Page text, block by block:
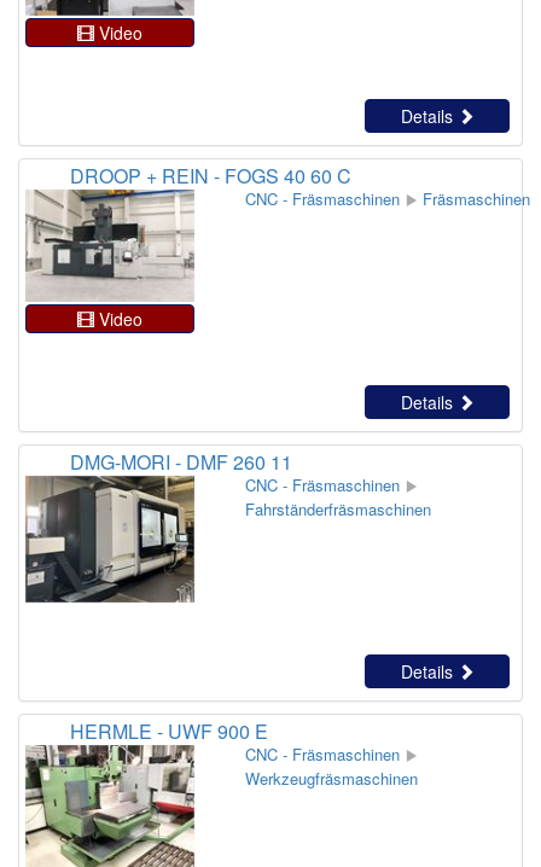
Video
Details
Video
DROOP + REIN - FOGS 40 60 C
CNC - Fräsmaschinen Fräsmaschinen
Details
DMG-MORI - DMF 260 11
CNC - Fräsmaschinen
Fahrständerfräsmaschinen
Details
HERMLE - UWF 900 E
CNC - Fräsmaschinen
Werkzeugfräsmaschinen